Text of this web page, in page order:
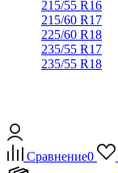
215/55 R16
215/60 R17
225/60 R18
235/55 R17
235/55 R18
Сравнение0